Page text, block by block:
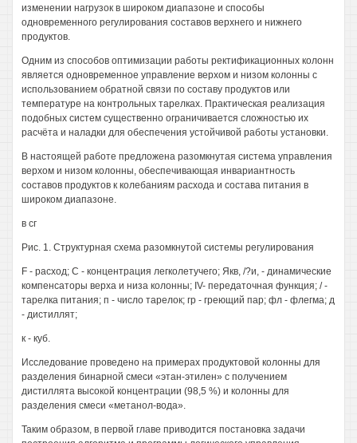
изменении нагрузок в широком диапазоне и способы
одновременного регулирования составов верхнего и нижнего
продуктов.
Одним из способов оптимизации работы ректификационных колонн
является одновременное управление верхом и низом колонны с
использованием обратной связи по составу продуктов или
температуре на контрольных тарелках. Практическая реализация
подобных систем существенно ограничивается сложностью их
расчёта и наладки для обеспечения устойчивой работы установки.
В настоящей работе предложена разомкнутая система управления
верхом и низом колонны, обеспечивающая инвариантность
составов продуктов к колебаниям расхода и состава питания в
широком диапазоне.
в сг
Рис. 1. Структурная схема разомкнутой системы регулирования
F - расход; С - концентрация легколетучего; Якв, /?и, - динамические
компенсаторы верха и низа колонны; IV- передаточная функция; / -
тарелка питания; п - число тарелок; гр - греющий пар; фл - флегма; д
- дистиллят;
к - куб.
Исследование проведено на примерах продуктовой колонны для
разделения бинарной смеси «этан-этилен» с получением
дистиллята высокой концентрации (98,5 %) и колонны для
разделения смеси «метанол-вода».
Таким образом, в первой главе приводится постановка задачи